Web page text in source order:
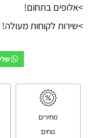
>אלופים בתחום!
>שירות לקוחות מעולה!
מחירים
נוחים